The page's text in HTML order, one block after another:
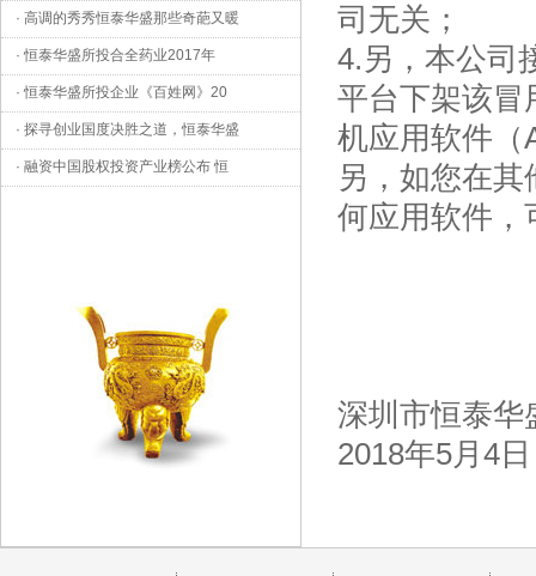
· 高调的秀秀恒泰华盛那些奇葩又暖
·恒泰华盛所投合全药业2017年
·恒泰华盛所投企业《百姓网》20
· 探寻创业国度决胜之道，恒泰华盛
· 融资中国股权投资产业榜公布 恒
司无关；
4.另，本公司
平台下架该冒
机应用软件（
另，如您在
何应用软件，
深圳市恒泰华
2018年5月4日